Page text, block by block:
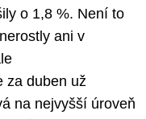
o 1,8 %. Není to
ani v
za duben už
na nejvyšší úroveň